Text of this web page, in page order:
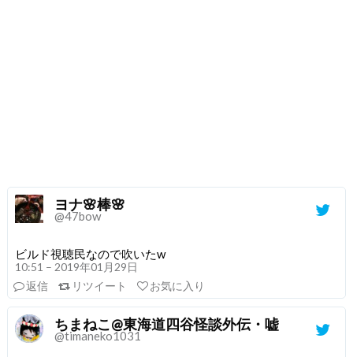
ヨナ🌸棒🌸
@47bow
ビルド視聴民なので吹いたw
10:51 – 2019年01月29日
返信
リツイート お気に入り
ちまねこ@東海道四谷怪談外伝・嘘
@timaneko1031